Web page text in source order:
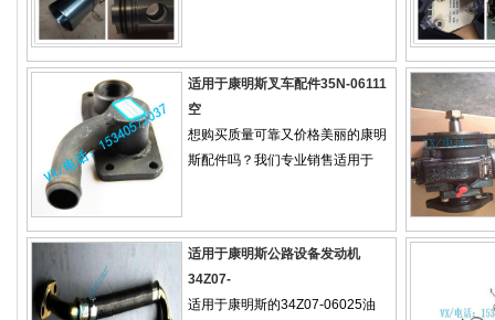
适用于康明斯叉车配件35N-06111
空
想购买质量可靠又价格美丽的康明
斯配件吗？我们专业销售适用于
适用于康明斯公路设备发动机
34Z07-
适用于康明斯的34Z07-06025油